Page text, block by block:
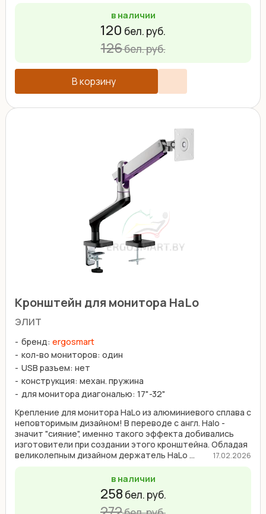
в наличии
120 бел. руб.
126бел. руб.
В корзину
Кронштейн для монитора HaLo
элит
бренд: ergosmart
кол-во мониторов: один
USB разъем: нет
конструкция: механ. пружина
для монитора диагональю: 17"-32"
Крепление для монитора HaLo из алюминиевого сплава с
неповторимым дизайном! В переводе с англ. Halo -
значит "сияние", именно такого эффекта добивались
изготовители при создании этого кронштейна. Обладая
великолепным дизайном держатель HaLo ...
17.02.2026
в наличии
258 бел. руб.